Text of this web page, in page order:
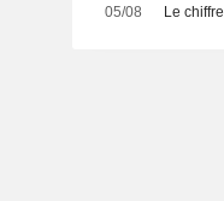
05/08 Le